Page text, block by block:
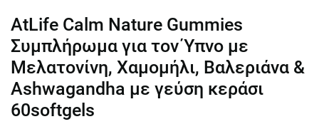
AtLife Calm Nature Gummies
Συμπλήρωμα για τον Ύπνο με
Mελατονίνη, Χαμομήλι, Βαλεριάνα &
Ashwagandha με γεύση κεράσι
60softgels